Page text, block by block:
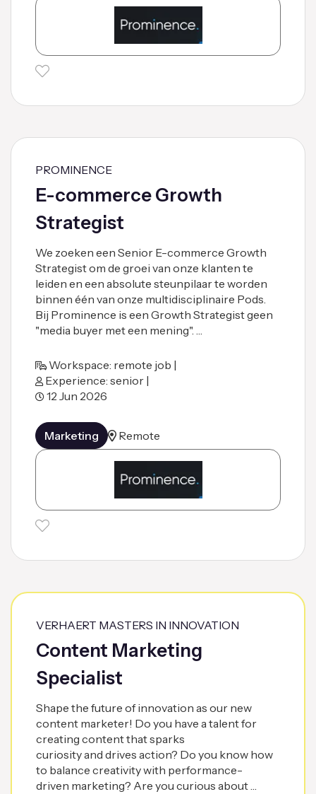
PROMINENCE
E-commerce Growth
Strategist
We zoeken een Senior E-commerce Growth
Strategist om de groei van onze klanten te
leiden en een absolute steunpilaar te worden
binnen één van onze multidisciplinaire Pods.
Bij Prominence is een Growth Strategist geen
"media buyer met een mening". …
Workspace: remote job |
Experience: senior |
12 Jun 2026
Marketing Remote
VERHAERT MASTERS IN INNOVATION
Content Marketing
Specialist
Shape the future of innovation as our new
content marketer! Do you have a talent for
creating content that sparks
curiosity and drives action? Do you know how
to balance creativity with performance-
driven marketing? Are you curious about …